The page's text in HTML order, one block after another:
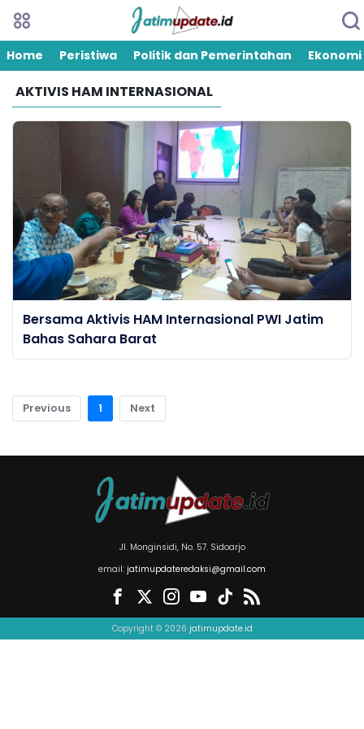
Home Peristiwa Politik dan Pemerintahan Ekonomi
AKTIVIS HAM INTERNASIONAL
Bersama Aktivis HAM Internasional PWI Jatim
Bahas Sahara Barat
Previous 1 Next
Jl. Monginsidi, No. 57. Sidoarjo
email: jatimupdateredaksi@gmail.com
Copyright © 2026 jatimupdate.id